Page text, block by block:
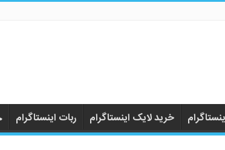
خرید لایک اینستاگرام ربات اینستاگرام